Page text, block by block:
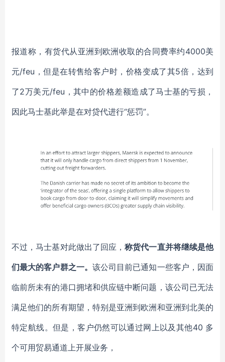
报道称，有货代从亚洲到欧洲收取的合同费率约4000美
元/feu，但是在转售给客户时，价格变成了其5倍，达到
了2万美元/feu，其中的价格差额造成了马士基的亏损，
因此马士基此举是在对贷代进行“惩罚”。
不过，马士基对此做出了回应，称货代一直并将继续是他
们最大的客户群之一。 该公司目前已通知一些客户，因面
临前所未有的港口拥堵和供应链中断问题，该公司已无法
满足他们的所有期望，特别是亚洲到欧洲和亚洲到北美的
特定航线。但是，客户仍然可以通过网上以及其他40 多
个可用贸易通道上开展业务，